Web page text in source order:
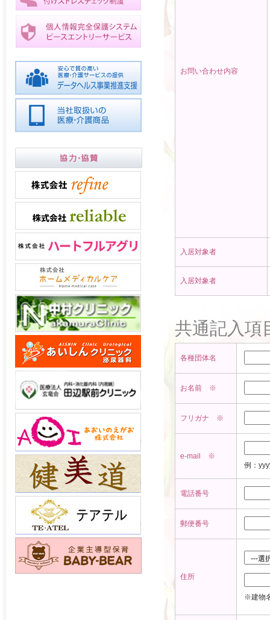
お問い合わせ内容
入居対象者
入居対象者
共通記入項
各種団体名
お名前 ※
フリガナ ※
e-mail ※
例：
電話番号
郵便番号
住所
※建物